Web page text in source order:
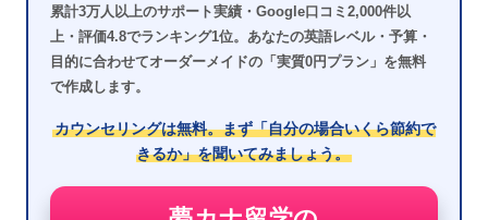
累計3万人以上のサポート実績・Google口コミ 2,000件以
上・評価4.8でランキング1位。あなたの英語レベル・予算・
目的に合わせてオーダーメイドの「実質0円プラン」を無料
で作成します。
カウンセリングは無料。まず「自分の場合いくら節約で
きるか」を聞いてみましょう。